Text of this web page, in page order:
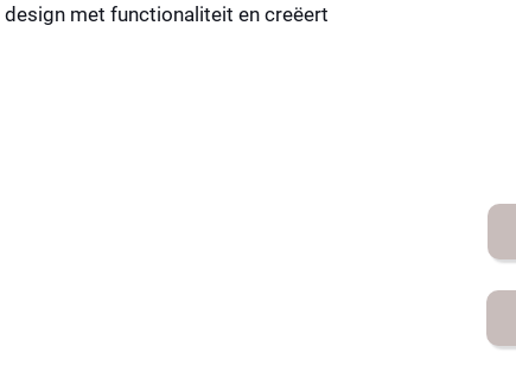
met functionaliteit en creëert